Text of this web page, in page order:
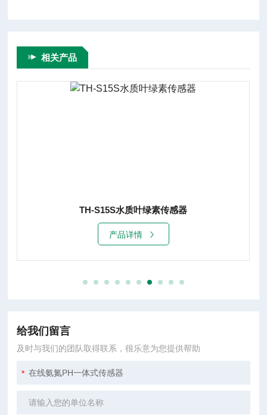
相关产品
TH-S15S水质叶绿素传感器
产品详情
给我们留言
及时与我们的团队取得联系，很乐意为您提供帮助